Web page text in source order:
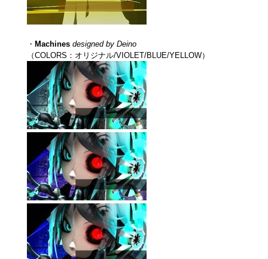
・ Machines designed by Deino
（COLORS：オリジナル/VIOLET/BLUE/YELLOW）